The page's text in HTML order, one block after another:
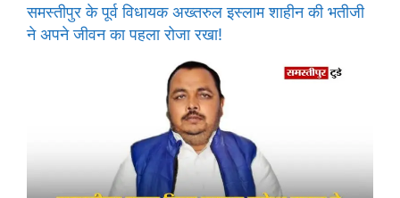
समस्तीपुर के पूर्व विधायक अख्तरुल इस्लाम शाहीन की भतीजी
ने अपने जीवन का पहला रोजा रखा!